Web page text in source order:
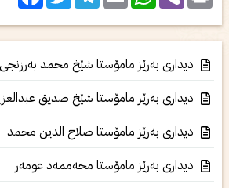
دیداری به‌رێز مامۆستا شێخ محمد به‌رزنجی
دیداری به‌رێز مامۆستا شێخ صدیق عبدالعزيز
دیداری به‌رێز مامۆستا صلاح الدین محمد
دیداری به‌رێز مامۆستا محه‌ممه‌د عومه‌ر